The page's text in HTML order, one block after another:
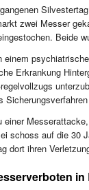
zwei Messer
Beide
Erkrankung
schoss auf die 30
dort ihren
in